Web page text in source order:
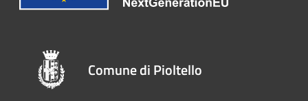
Comune di Pioltello